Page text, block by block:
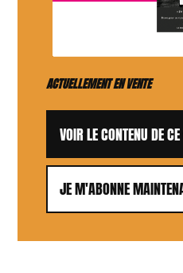
ACTUELLEMENT EN VENTE
VOIR LE CONTENU DE
JE M'ABONNE